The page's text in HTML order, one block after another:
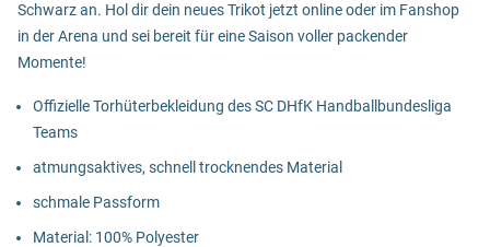
Schwarz an. Hol dir dein neues Trikot jetzt online oder im Fanshop
in der Arena und sei bereit für eine Saison voller packender
Momente!
Offizielle Torhüterbekleidung des SC DHfK Handballbundesliga
Teams
atmungsaktives, schnell trocknendes Material
schmale Passform
Material: 100% Polyester